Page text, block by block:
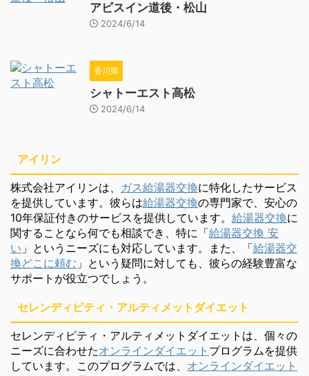
アビスイン道後・松山
2024/6/14
香川県
シャトーエスト高松
2024/6/14
アイリン
株式会社アイリンは、 ガス給湯器交換に特化したサービス
を提供しています。彼らは給湯器交換の専門家で、安心の
10年保証付きのサービスを提供しています。 給湯器交換に
関することなら何でも相談でき、特に「給湯器交換 安
い 」というニーズにも対応しています。また、「給湯器交
換どこに頼む 」という疑問に対しても、彼らの経験豊富な
サポートが役立つでしょう。
セレンディピティ・アルティメットダイエット
セレンディピティ・アルティメットダイエットは、個々の
ニーズに合わせたオンラインダイエット プログラムを提供
しています。このプログラムでは、 オンラインダイエット